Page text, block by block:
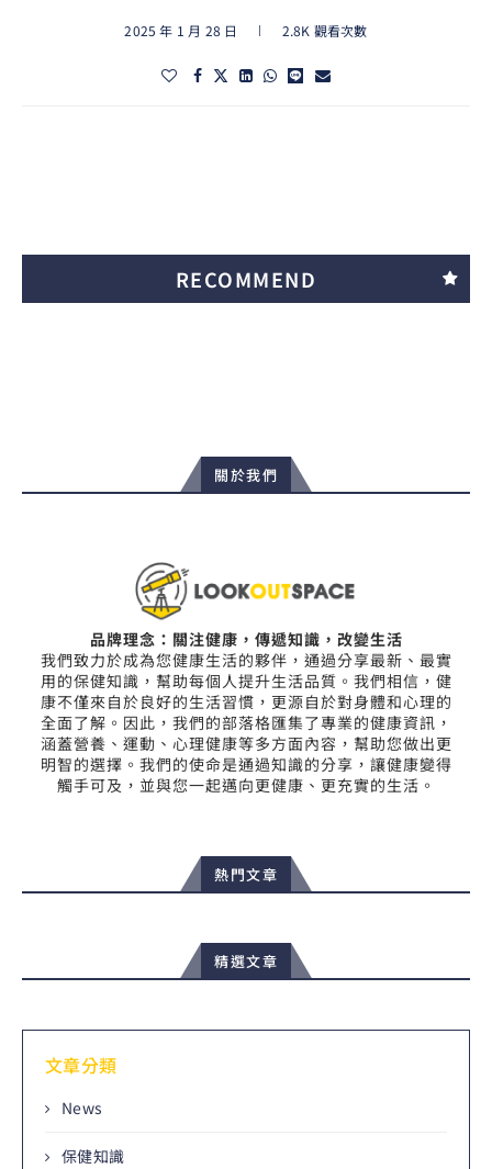
2025 年 1 月 28 日 2.8K 觀看次數
RECOMMEND
關於我們
品牌理念：關注健康，傳遞知識，改變生活
我們致力於成為您健康生活的夥伴，通過分享最新、最實
用的保健知識，幫助每個人提升生活品質。我們相信，健
康不僅來自於良好的生活習慣，更源自於對身體和心理的
全面了解。因此，我們的部落格匯集了專業的健康資訊，
涵蓋營養、運動、心理健康等多方面內容，幫助您做出更
明智的選擇。我們的使命是通過知識的分享，讓健康變得
觸手可及，並與您一起邁向更健康、更充實的生活。
熱門文章
精選文章
文章分類
News
保健知識